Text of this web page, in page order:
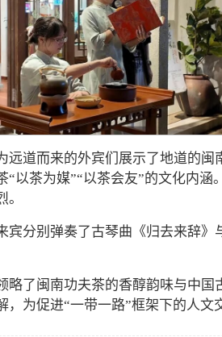
远道而来的外宾们展示了地道的
以茶为媒”“以茶会友”的文化内
宾分别弹奏了古琴曲《归去来辞
略了闽南功夫茶的香醇韵味与中
为促进“一带一路”框架下的人文